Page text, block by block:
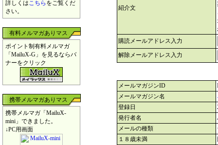
詳しくはこちら をご覧くだ
さい。
有料メルマガありマス
ポイント制有料メルマガ
「MailuX-G」を見るならバ
ナーをクリック
携帯メルマガありマス
携帯メルマガ「MailuX-
mini」できました。
↓PC用画面
紹介文
購読メールアドレス入力
解除メールアドレス入力
メールマガジンID
メールマガジン名
登録日
発行者名
メールの種類
１８歳未満